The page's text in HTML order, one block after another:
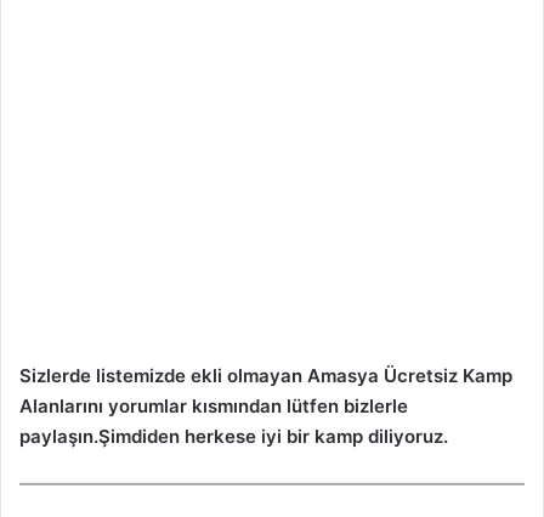
Sizlerde listemizde ekli olmayan Amasya Ücretsiz Kamp
Alanlarını yorumlar kısmından lütfen bizlerle
paylaşın.Şimdiden herkese iyi bir kamp diliyoruz.